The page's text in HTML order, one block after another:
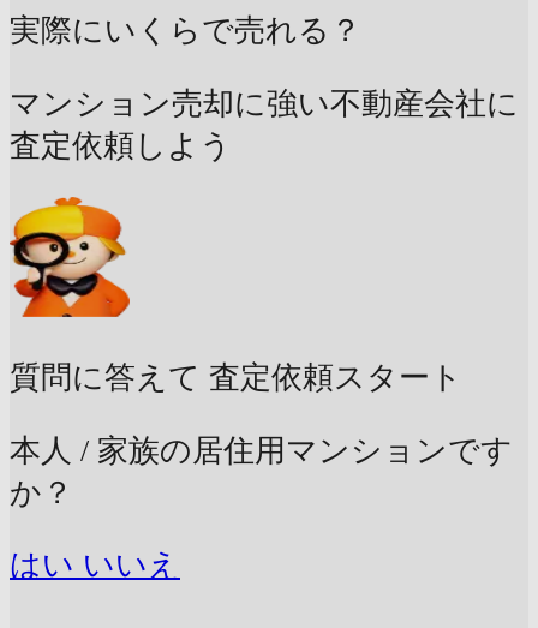
実際にいくらで売れる？
マンション売却に強い不動産会社に
査定依頼しよう
質問に答えて 査定依頼スタート
本人 / 家族の居住用マンションです
か？
はい いいえ